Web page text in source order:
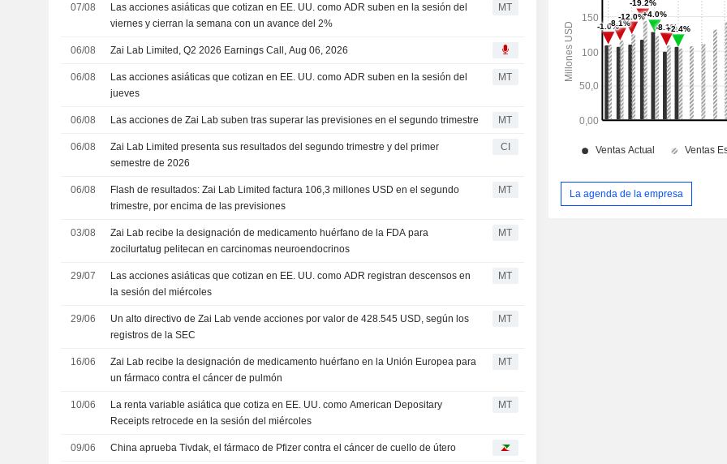
07/08
Las acciones asiáticas que cotizan en EE. UU. como ADR suben en la sesión del
viernes y cierran la semana con un avance del 2%
MT
06/08 Zai Lab Limited, Q2 2026 Earnings Call, Aug 06, 2026
06/08
Las acciones asiáticas que cotizan en EE. UU. como ADR suben en la sesión del
jueves
MT
06/08 Las acciones de Zai Lab suben tras superar las previsiones en el segundo trimestre MT
06/08
Zai Lab Limited presenta sus resultados del segundo trimestre y del primer
semestre de 2026
CI
06/08
Flash de resultados: Zai Lab Limited factura 106,3 millones USD en el segundo
trimestre, por encima de las previsiones
MT
03/08
Zai Lab recibe la designación de medicamento huérfano de la FDA para
zocilurtatug pelitecan en carcinomas neuroendocrinos
MT
29/07
Las acciones asiáticas que cotizan en EE. UU. como ADR registran descensos en
la sesión del miércoles
MT
29/06
Un alto directivo de Zai Lab vende acciones por valor de 428.545 USD, según los
registros de la SEC
MT
16/06
Zai Lab recibe la designación de medicamento huérfano en la Unión Europea para
un fármaco contra el cáncer de pulmón
MT
10/06
La renta variable asiática que cotiza en EE. UU. como American Depositary
Receipts retrocede en la sesión del miércoles
MT
09/06 China aprueba Tivdak, el fármaco de Pfizer contra el cáncer de cuello de útero
La agenda de la empresa